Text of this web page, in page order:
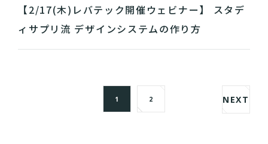
【2/17(木)レバテック開催ウェビナー】 スタデ
ィサプリ流 デザインシステムの作り方
1 2 NEXT